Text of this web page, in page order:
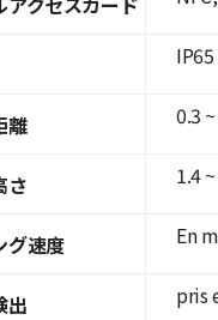
離
さ
グ速度
出
IP65
0.3
1.4
En
pris